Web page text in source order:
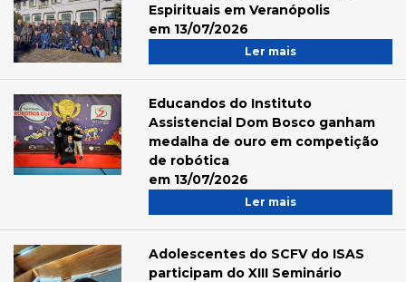
Espirituais em Veranópolis
em 13/07/2026
Ler mais
Educandos do Instituto
Assistencial Dom Bosco ganham
medalha de ouro em competição
de robótica
em 13/07/2026
Ler mais
Adolescentes do SCFV do ISAS
participam do XIII Seminário